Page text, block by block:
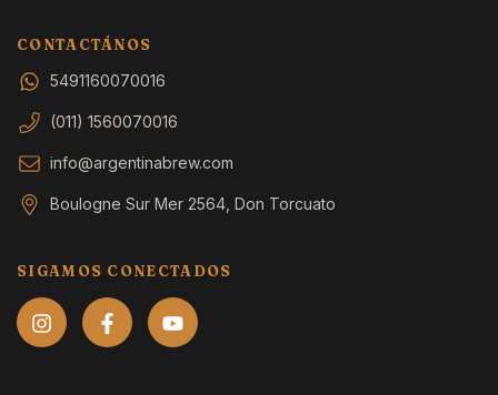
CONTACTÁNOS
5491160070016
(011) 1560070016
info@argentinabrew.com
Boulogne Sur Mer 2564, Don Torcuato
SIGAMOS CONECTADOS